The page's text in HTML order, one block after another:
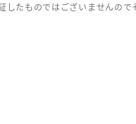
たものではございませんの